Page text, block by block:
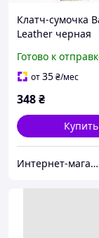
Клатч-сумочка
Leather черная
Готово к
от35₴/мес
348₴
Купить
Интернет-магазин "VTRENDI"